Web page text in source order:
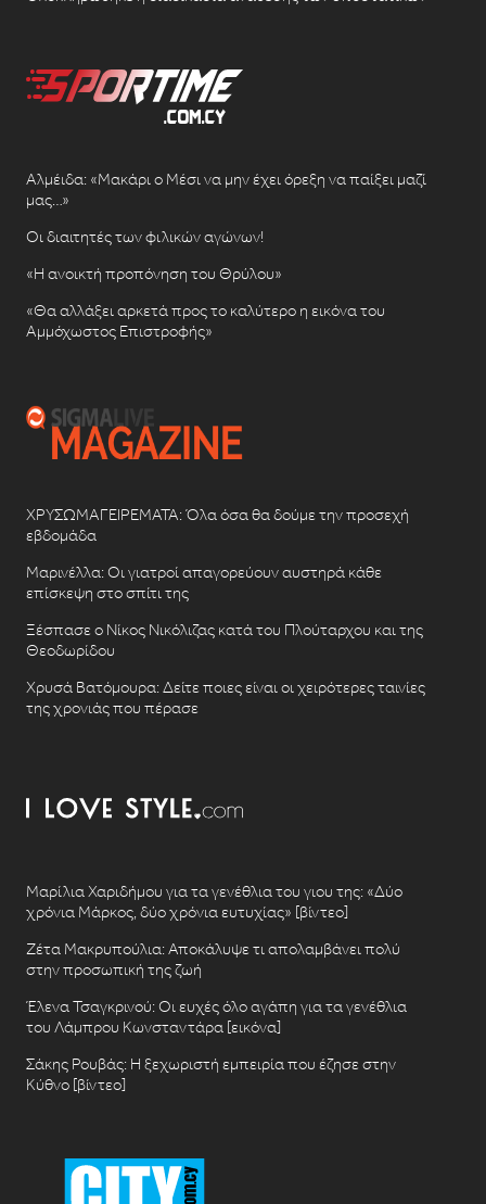
Αλμέιδα: «Μακάρι ο Μέσι να μην έχει όρεξη να παίξει μαζί
μας…»
Οι διαιτητές των φιλικών αγώνων!
«Η ανοικτή προπόνηση του Θρύλου»
«Θα αλλάξει αρκετά προς το καλύτερο η εικόνα του
Αμμόχωστος Επιστροφής»
ΧΡΥΣΩΜΑΓΕΙΡΕΜΑΤΑ: Όλα όσα θα δούμε την προσεχή
εβδομάδα
Μαρινέλλα: Οι γιατροί απαγορεύουν αυστηρά κάθε
επίσκεψη στο σπίτι της
Ξέσπασε ο Νίκος Νικόλιζας κατά του Πλούταρχου και της
Θεοδωρίδου
Χρυσά Βατόμουρα: Δείτε ποιες είναι οι χειρότερες ταινίες
της χρονιάς που πέρασε
Μαρίλια Χαριδήμου για τα γενέθλια του γιου της: «Δύο
χρόνια Μάρκος, δύο χρόνια ευτυχίας» [βίντεο]
Ζέτα Μακρυπούλια: Αποκάλυψε τι απολαμβάνει πολύ
στην προσωπική της ζωή
Έλενα Τσαγκρινού: Οι ευχές όλο αγάπη για τα γενέθλια
του Λάμπρου Κωνσταντάρα [εικόνα]
Σάκης Ρουβάς: Η ξεχωριστή εμπειρία που έζησε στην
Κύθνο [βίντεο]